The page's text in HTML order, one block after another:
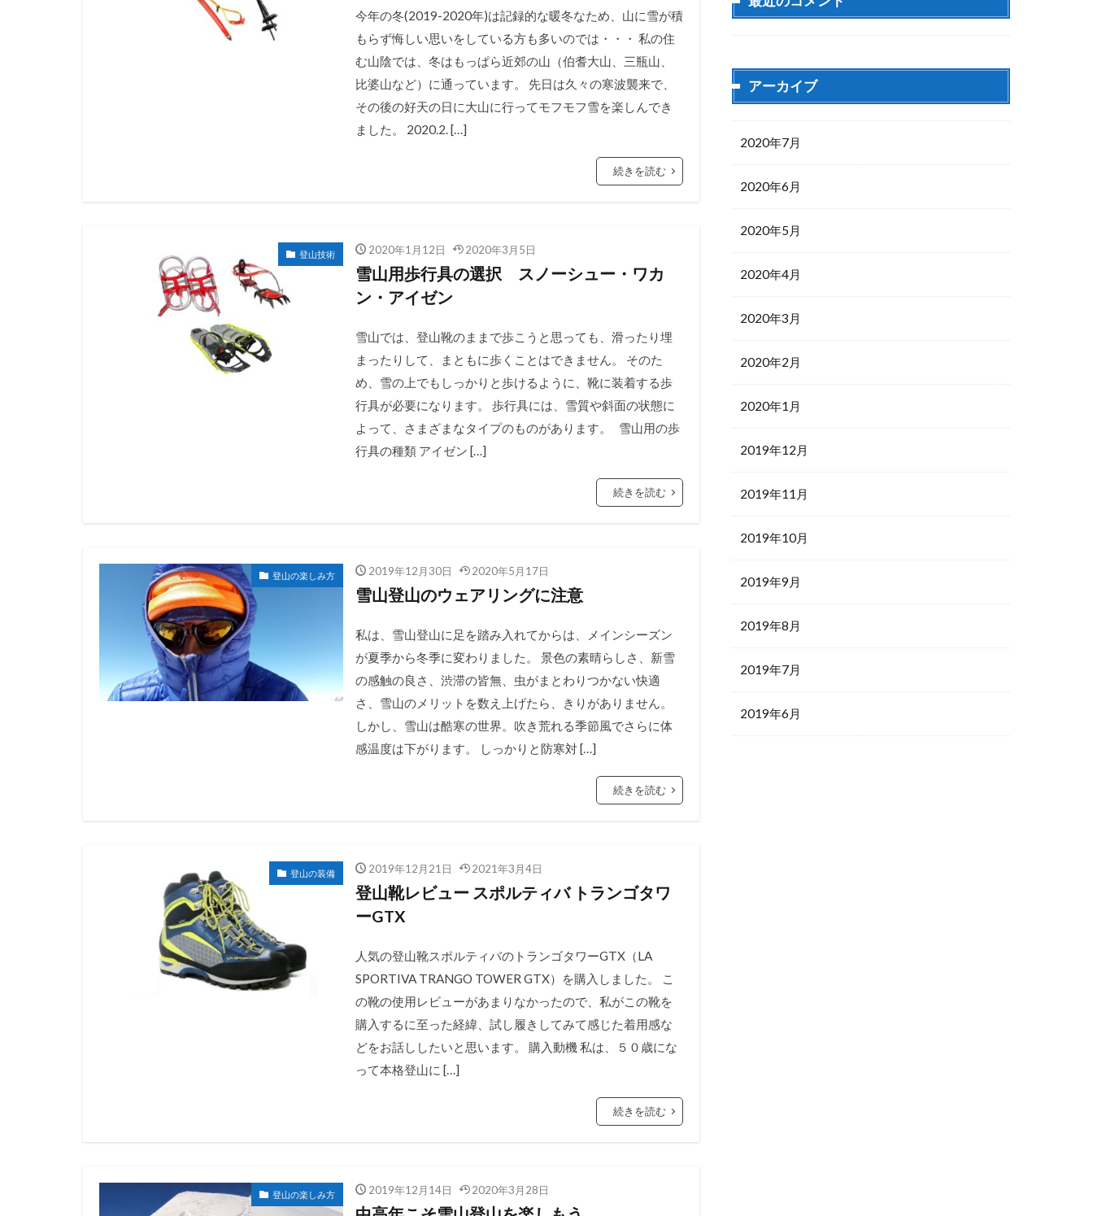
今年の冬(2019-2020年)は記録的な暖冬なため、山に雪が積
もらず悔しい思いをしている方も多いのでは・・・ 私の住
む山陰では、冬はもっぱら近郊の山（伯耆大山、三瓶山、
比婆山など）に通っています。 先日は久々の寒波襲来で、
その後の好天の日に大山に行ってモフモフ雪を楽しんでき
ました。 2020.2. […]
続きを読む
登山技術 2020年1月12日 2020年3月5日
雪山用歩行具の選択 スノーシュー・ワカ
ン・アイゼン
雪山では、登山靴のままで歩こうと思っても、滑ったり埋
まったりして、まともに歩くことはできません。 そのた
め、雪の上でもしっかりと歩けるように、靴に装着する歩
行具が必要になります。 歩行具には、雪質や斜面の状態に
よって、さまざまなタイプのものがあります。 雪山用の歩
行具の種類 アイゼン […]
続きを読む
登山の楽しみ方 2019年12月30日 2020年5月17日
雪山登山のウェアリングに注意
私は、雪山登山に足を踏み入れてからは、メインシーズン
が夏季から冬季に変わりました。 景色の素晴らしさ、新雪
の感触の良さ、渋滞の皆無、虫がまとわりつかない快適
さ、雪山のメリットを数え上げたら、きりがありません。
しかし、雪山は酷寒の世界。吹き荒れる季節風でさらに体
感温度は下がります。 しっかりと防寒対 […]
続きを読む
登山の装備 2019年12月21日 2021年3月4日
登山靴レビュー スポルティバ トランゴタワ
ーGTX
人気の登山靴スポルティバのトランゴタワーGTX（LA
SPORTIVA TRANGO TOWER GTX）を購入しました。 こ
の靴の使用レビューがあまりなかったので、私がこの靴を
購入するに至った経緯、試し履きしてみて感じた着用感な
どをお話ししたいと思います。 購入動機 私は、５０歳にな
って本格登山に […]
続きを読む
登山の楽しみ方 2019年12月14日 2020年3月28日
アーカイブ
2020年7月
2020年6月
2020年5月
2020年4月
2020年3月
2020年2月
2020年1月
2019年12月
2019年11月
2019年10月
2019年9月
2019年8月
2019年7月
2019年6月